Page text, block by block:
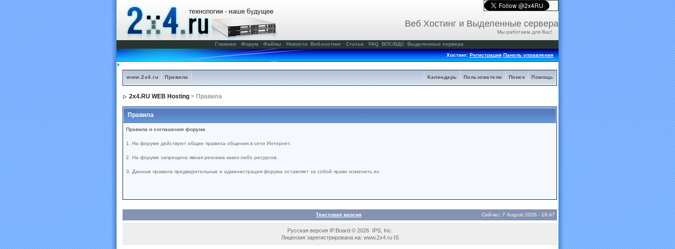
Веб Хостинг и Выделенные сервера
Мы работаем для Вас!
Главная Форум Файлы Новости Веб-хостинг Статьи FAQ ВПС/ВДС Выделенные сервера
Хостинг:Регистрация Панель управления
www.2x4.ru Правила Помощь
Поиск
Пользователи
Календарь
2x4.RU WEB Hosting > Правила
Правила
Правила и соглашения форума
1. На форуме действуют общие правила общения в сети Интернет.
2. На форуме запрещена явная реклама каких-либо ресурсов.
3. Данные правила предварительные и администрация форума оставляет за собой право изменить их.
Текстовая версия Сейчас: 7 August 2026 - 18:47
Русская версия IP.Board © 2026 IPS, Inc.
Лицензия зарегистрирована на: www.2x4.ru IS